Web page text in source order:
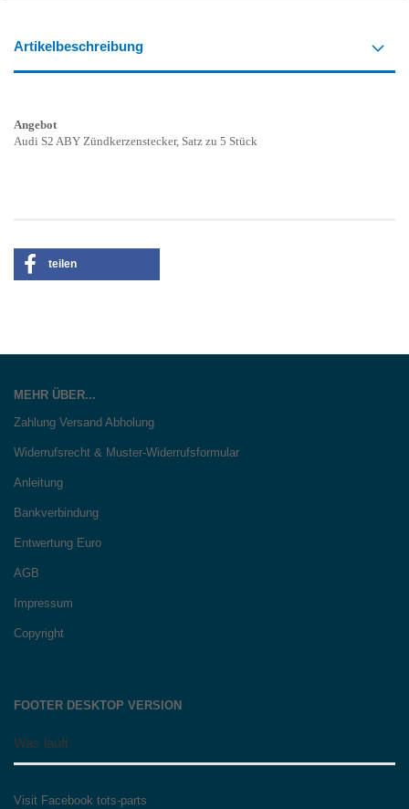
Artikelbeschreibung
Angebot
Audi S2 ABY Zündkerzenstecker, Satz zu 5 Stück
teilen
MEHR ÜBER...
Zahlung Versand Abholung
Widerrufsrecht & Muster-Widerrufsformular
Anleitung
Bankverbindung
Entwertung Euro
AGB
Impressum
Copyright
FOOTER DESKTOP VERSION
Was läuft
Visit Facebook tots-parts